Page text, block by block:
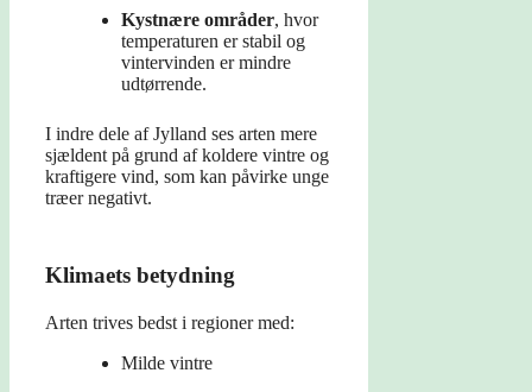
Kystnære områder, hvor
temperaturen er stabil og
vintervinden er mindre
udtørrende.
I indre dele af Jylland ses arten mere
sjældent på grund af koldere vintre og
kraftigere vind, som kan påvirke unge
træer negativt.
Klimaets betydning
Arten trives bedst i regioner med:
Milde vintre